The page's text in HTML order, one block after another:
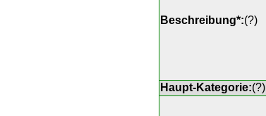
Beschreibung*:(?)
Haupt-Kategorie:(?)